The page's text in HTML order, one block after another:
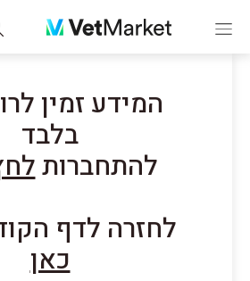
המידע זמין
בלבד
להתחברות
לחזרה לדף
כאן